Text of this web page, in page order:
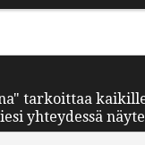
tarkoittaa
yhteydessä